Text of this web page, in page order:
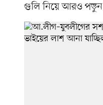
গুলি নিয়ে আরও পড়ুন